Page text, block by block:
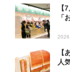
【
「
【
人